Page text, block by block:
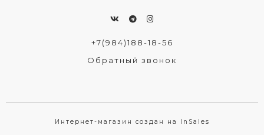
+7(984)188-18-56
Обратный звонок
Интернет-магазин создан на InSales